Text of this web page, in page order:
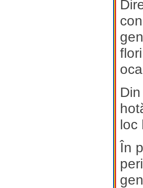
loc
În